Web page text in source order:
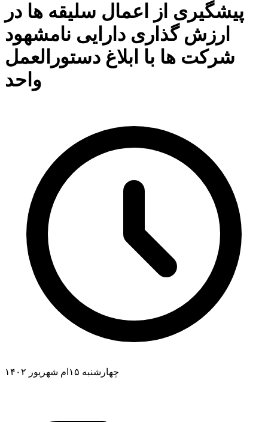
پیشگیری از اعمال سلیقه ها در
ارزش گذاری دارایی نامشهود
شرکت ها با ابلاغ دستورالعمل
واحد
چهارشنبه ۱۵ام شهریور ۱۴۰۲